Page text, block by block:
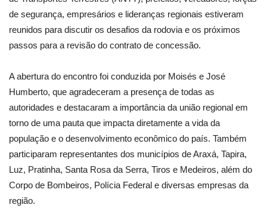
de segurança, empresários e lideranças regionais estiveram
reunidos para discutir os desafios da rodovia e os próximos
passos para a revisão do contrato de concessão.
A abertura do encontro foi conduzida por Moisés e José
Humberto, que agradeceram a presença de todas as
autoridades e destacaram a importância da união regional em
torno de uma pauta que impacta diretamente a vida da
população e o desenvolvimento econômico do país. Também
participaram representantes dos municípios de Araxá, Tapira,
Luz, Pratinha, Santa Rosa da Serra, Tiros e Medeiros, além do
Corpo de Bombeiros, Polícia Federal e diversas empresas da
região.